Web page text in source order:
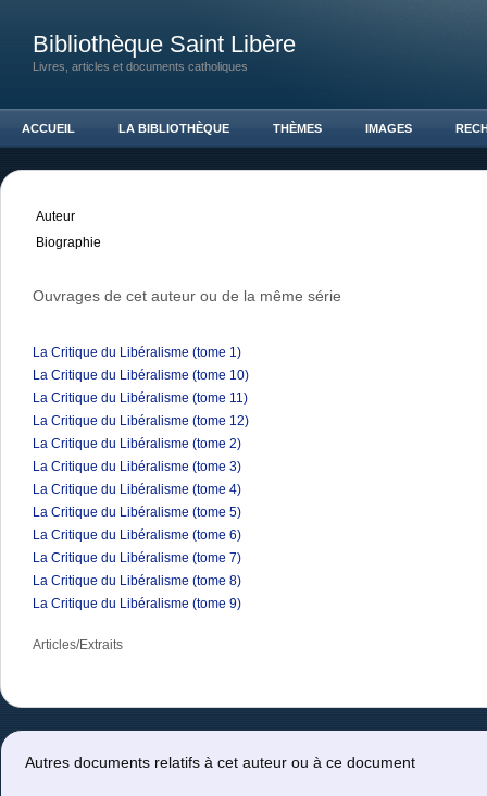
Bibliothèque Saint Libère
Livres, articles et documents catholiques
ACCUEIL LA BIBLIOTHÈQUE THÈMES IMAGES
Auteur
Biographie
Ouvrages de cet auteur ou de la même série
La Critique du Libéralisme (tome 1)
La Critique du Libéralisme (tome 10)
La Critique du Libéralisme (tome 11)
La Critique du Libéralisme (tome 12)
La Critique du Libéralisme (tome 2)
La Critique du Libéralisme (tome 3)
La Critique du Libéralisme (tome 4)
La Critique du Libéralisme (tome 5)
La Critique du Libéralisme (tome 6)
La Critique du Libéralisme (tome 7)
La Critique du Libéralisme (tome 8)
La Critique du Libéralisme (tome 9)
Articles/Extraits
Autres documents relatifs à cet auteur ou à ce document